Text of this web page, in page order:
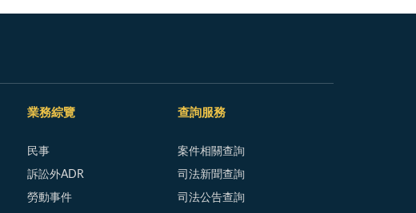
業務綜覽
民事
訴訟外ADR
勞動事件
查詢服務
案件相關查詢
司法新聞查詢
司法公告查詢